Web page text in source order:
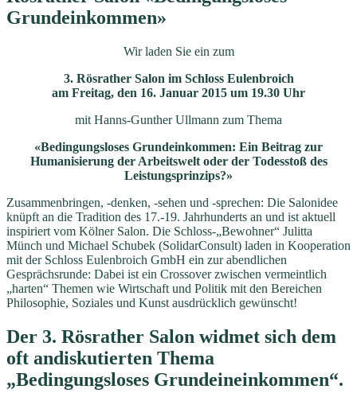
Grundeinkommen»
Wir laden Sie ein zum
3. Rösrather Salon im Schloss Eulenbroich
am Freitag, den 16. Januar 2015 um 19.30 Uhr
mit Hanns-Gunther Ullmann zum Thema
«Bedingungsloses Grundeinkommen: Ein Beitrag zur
Humanisierung der Arbeitswelt oder der Todesstoß des
Leistungsprinzips?»
Zusammenbringen, -denken, -sehen und -sprechen: Die Salonidee
knüpft an die Tradition des 17.-19. Jahrhunderts an und ist aktuell
inspiriert vom Kölner Salon. Die Schloss-„Bewohner“ Julitta
Münch und Michael Schubek (SolidarConsult) laden in Kooperation
mit der Schloss Eulenbroich GmbH ein zur abendlichen
Gesprächsrunde: Dabei ist ein Crossover zwischen vermeintlich
„harten“ Themen wie Wirtschaft und Politik mit den Bereichen
Philosophie, Soziales und Kunst ausdrücklich gewünscht!
Der 3. Rösrather Salon widmet sich dem
oft andiskutierten Thema
„Bedingungsloses Grundeineinkommen“.